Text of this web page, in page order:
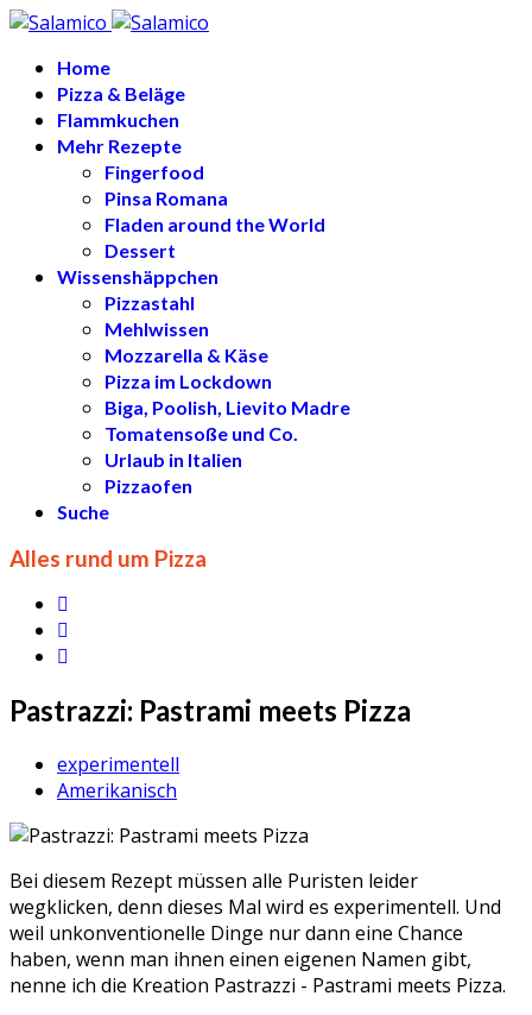
Home
Pizza & Beläge
Flammkuchen
Mehr Rezepte
Fingerfood
Pinsa Romana
Fladen around the World
Dessert
Wissenshäppchen
Pizzastahl
Mehlwissen
Mozzarella & Käse
Pizza im Lockdown
Biga, Poolish, Lievito Madre
Tomatensoße und Co.
Urlaub in Italien
Pizzaofen
Suche
Alles rund um Pizza
Pastrazzi: Pastrami meets Pizza
experimentell
Amerikanisch
Bei diesem Rezept müssen alle Puristen leider
wegklicken, denn dieses Mal wird es experimentell. Und
weil unkonventionelle Dinge nur dann eine Chance
haben, wenn man ihnen einen eigenen Namen gibt,
nenne ich die Kreation Pastrazzi - Pastrami meets Pizza.